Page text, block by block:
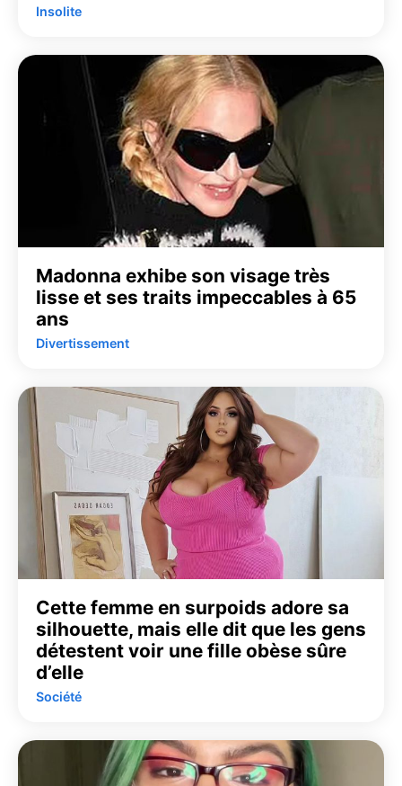
Insolite
Madonna exhibe son visage très
lisse et ses traits impeccables à 65
ans
Divertissement
Cette femme en surpoids adore sa
silhouette, mais elle dit que les gens
détestent voir une fille obèse sûre
d’elle
Société